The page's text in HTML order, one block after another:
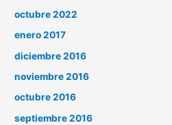
octubre 2022
enero 2017
diciembre 2016
noviembre 2016
octubre 2016
septiembre 2016